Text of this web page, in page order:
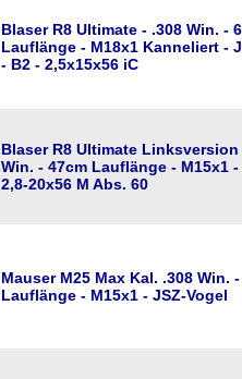
Blaser R8 Ultimate - .308 Win. -
Lauflänge - M18x1 Kanneliert -
- B2 - 2,5x15x56 iC
Blaser R8 Ultimate Linksversion
Win. - 47cm Lauflänge - M15x1 -
2,8-20x56 M Abs. 60
Mauser M25 Max Kal. .308 Win.
Lauflänge - M15x1 - JSZ-Vogel